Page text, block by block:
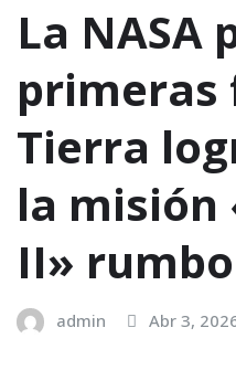
La NASA
primeras
Tierra
la misión
II»
admin Abr 3,